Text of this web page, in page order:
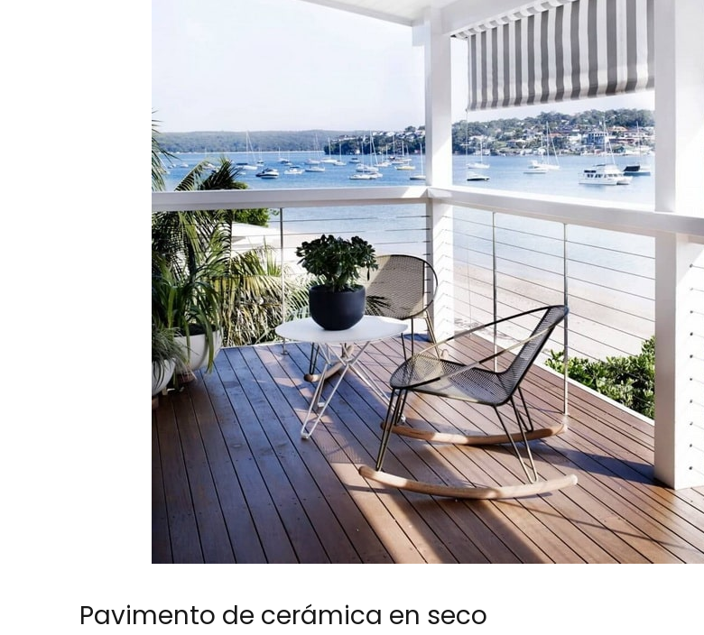
Pavimento de cerámica en seco